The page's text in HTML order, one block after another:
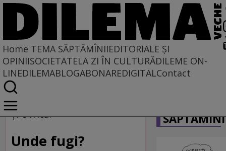
Home TEMA SĂPTĂMÎNIIEDITORIALE ȘI
OPINIISOCIETATELA ZI ÎN CULTURĂDILEME ON-
LINEDILEMABLOGABONAREDIGITALContact
Home
Tema săptămînii
Ți-e frică?
Unde fugi?